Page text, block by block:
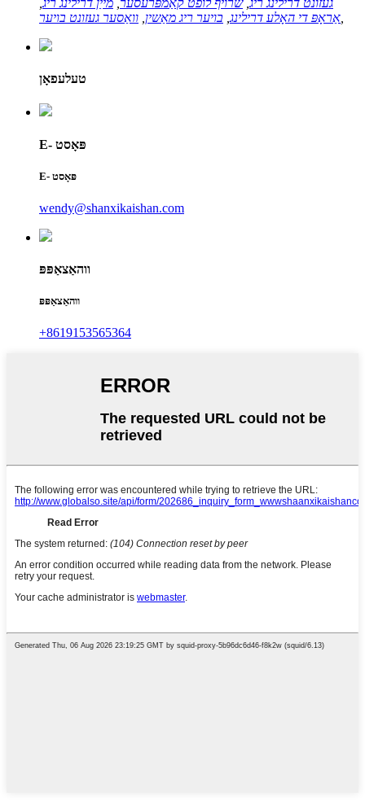
אַראָפּ די האָלע דרילינג בויער ריג מאַשין וואַסער געזונט בויער
טעלעפאָן
E- פּאָסט
E- פּאָסט
wendy@shanxikaishan.com
ווהאַצאַפּפּ
ווהאַצאַפּפּ
+8619153565364